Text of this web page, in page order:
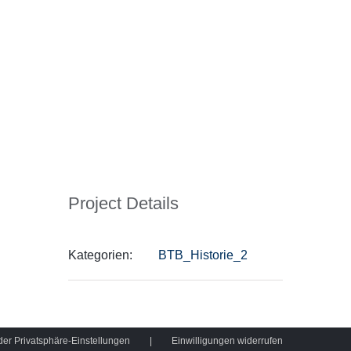
Project Details
Kategorien: BTB_Historie_2
Privatsphäre-Einstellungen Einwilligungen widerrufen